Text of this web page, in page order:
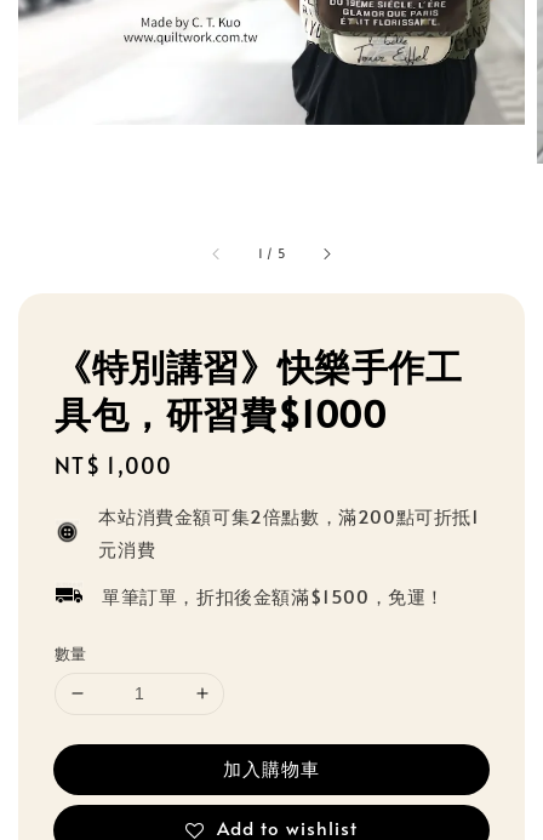
1 / 5
《特別講習》快樂手作工
具包，研習費$1000
Regular
NT$ 1,000
本站消費金額可集2倍點數，滿200點可折抵1
元消費
單筆訂單，折扣後金額滿$1500，免運！
數量
加入購物車
Add to wishlist